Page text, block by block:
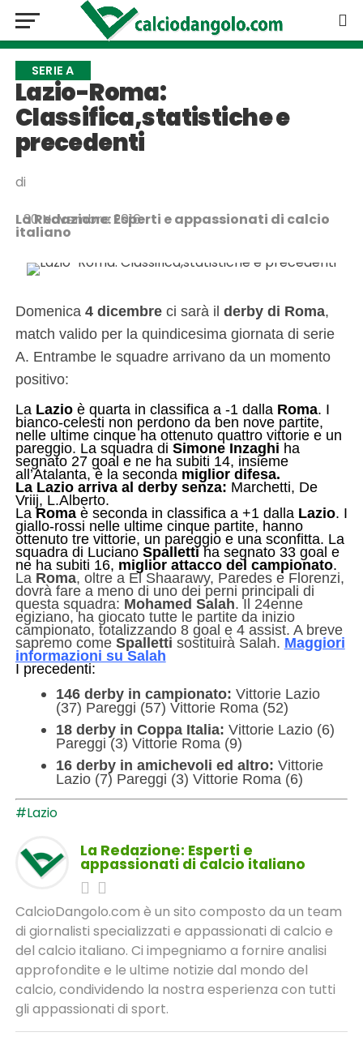
SERIE A
Lazio-Roma:
Classifica,statistiche e
precedenti
di
La Redazione: Esperti e appassionati di calcio
italiano
30 Novembre 2016
Domenica4 dicembreci sarà il derby di Roma,
match valido per la quindicesima giornata di serie
A. Entrambe le squadre arrivano da un momento
positivo:
La Lazioè quarta in classifica a -1 dalla Roma. I
bianco-celesti non perdono da ben nove partite,
nelle ultime cinque ha ottenuto quattro vittorie e un
pareggio. La squadra di Simone Inzaghi ha
segnato 27 goal e ne ha subiti 14, insieme
all’Atalanta, è la seconda miglior difesa.
La Lazio arriva al derby senza: Marchetti, De
Vriij, L.Alberto.
LaRomaè seconda in classifica a +1 dalla Lazio. I
giallo-rossi nelle ultime cinque partite, hanno
ottenuto tre vittorie, un pareggio e una sconfitta. La
squadra di Luciano Spalletti ha segnato 33 goal e
ne ha subiti 16, miglior attacco del campionato.
LaRoma, oltre a El Shaarawy, Paredes e Florenzi,
dovrà fare a meno di uno dei perni principali di
questa squadra: Mohamed Salah. Il 24enne
egiziano, ha giocato tutte le partite da inizio
campionato, totalizzando 8 goal e 4 assist. A breve
sapremo come Spalletti sostituirà Salah. Maggiori
informazioni su Salah
I precedenti:
146 derby in campionato: Vittorie Lazio
(37) Pareggi (57) Vittorie Roma (52)
18 derby in Coppa Italia: Vittorie Lazio (6)
Pareggi (3) Vittorie Roma (9)
16 derby in amichevoli ed altro: Vittorie
Lazio (7) Pareggi (3) Vittorie Roma (6)
#Lazio
La Redazione: Esperti e
appassionati di calcio italiano
CalcioDangolo.com è un sito composto da un team
di giornalisti specializzati e appassionati di calcio e
del calcio italiano. Ci impegniamo a fornire analisi
approfondite e le ultime notizie dal mondo del
calcio, condividendo la nostra esperienza con tutti
gli appassionati di sport.